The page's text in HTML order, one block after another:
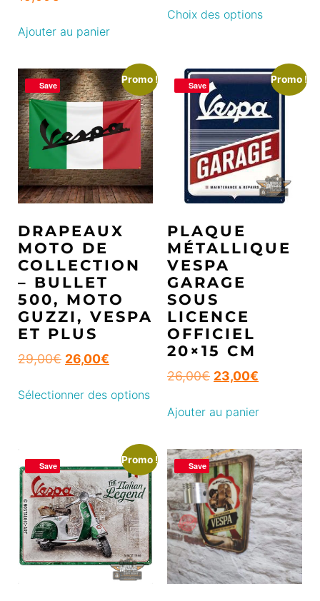
Ajouter au panier
Choix des options
Save
Promo !
DRAPEAUX
MOTO DE
COLLECTION
– BULLET
500, MOTO
GUZZI, VESPA
ET PLUS
29,00€ 26,00€
Sélectionner des options
Save
Promo !
PLAQUE
MÉTALLIQUE
VESPA
GARAGE
SOUS
LICENCE
OFFICIEL
20×15 CM
26,00€ 23,00€
Ajouter au panier
Save
Promo !
Save